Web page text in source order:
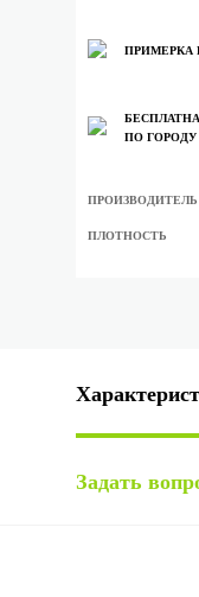
ПРИМЕРКА
ПО ГОРОДУ
ПРОИЗВОДИТЕЛЬ
ПЛОТНОСТЬ
Задать